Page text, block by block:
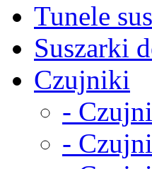
Tunele
Suszarki
Czujniki
-
-